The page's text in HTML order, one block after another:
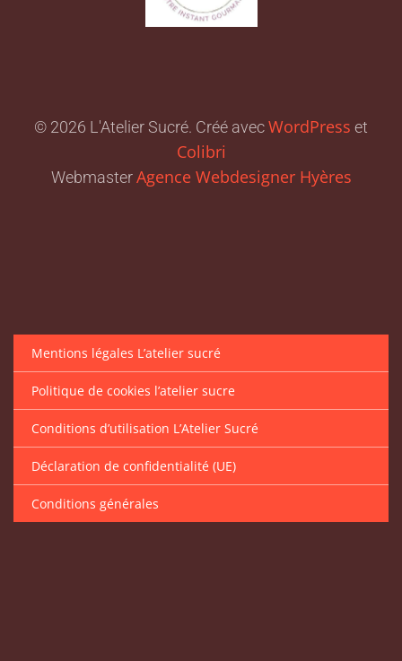
© 2026 L'Atelier Sucré. Créé avecWordPress et
Colibri
WebmasterAgence Webdesigner Hyères
Mentions légales L’atelier sucré
Politique de cookies l’atelier sucre
Conditions d’utilisation L’Atelier Sucré
Déclaration de confidentialité (UE)
Conditions générales